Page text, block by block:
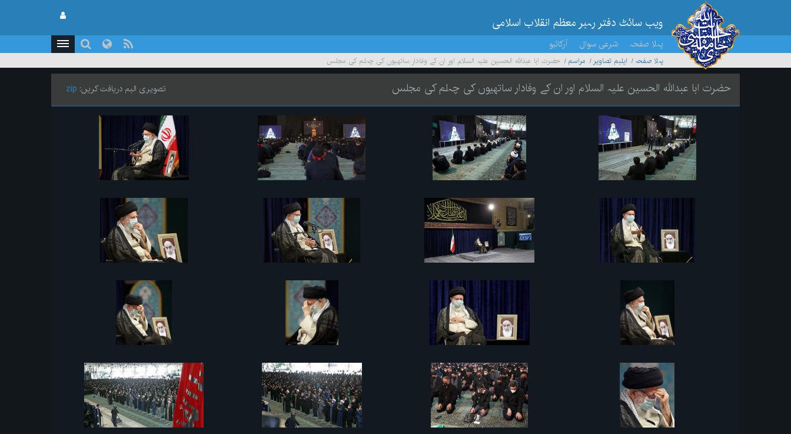
ویب سائٹ دفتر رہبر معظم انقلاب اسلامی
پہلا صفحہ شرعی سوال آرکائیو
پہلا صفحہ ایلبم تصاویر مراسم حضرت ابا عبداللہ الحسین علیہ السلام اور ان کے وفادار ساتھیوں کی چہلم کی مجلس
حضرت ابا عبداللہ الحسین علیہ السلام اور ان کے وفادار ساتھیوں کی چہلم کی مجلس تصویری البم دریافت کریں: zip